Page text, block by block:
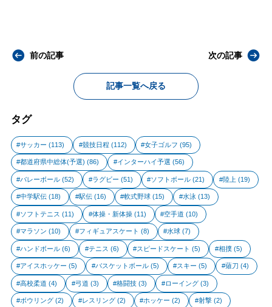
前の記事
記事一覧へ戻る
次の記事
タグ
サッカー (113) 競技日程 (112) 女子ゴルフ (95)
都道府県中総体(予選) (86) インターハイ予選 (56)
バレーボール (52) ラグビー (51) ソフトボール (21) 陸上 (19)
中学駅伝 (18) 駅伝(16) 軟式野球 (15) 水泳 (13)
ソフトテニス (11) 体操・新体操(11) 空手道 (10)
マラソン (10) フィギュアスケート (8) 水球 (7)
ハンドボール (6) テニス (6) スピードスケート (5) 相撲(5)
アイスホッケー (5) バスケットボール(5) スキー (5) 薙刀 (4)
高校柔道 (4) 弓道 (3) 格闘技 (3) ローイング(3)
ボウリング (2) レスリング(2) ホッケー (2) 射撃(2)